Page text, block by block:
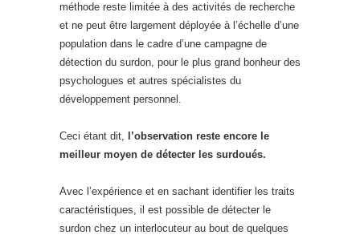
méthode reste limitée à des activités de recherche
et ne peut être largement déployée à l’échelle d’une
population dans le cadre d’une campagne de
détection du surdon, pour le plus grand bonheur des
psychologues et autres spécialistes du
développement personnel.
Ceci étant dit,
l’observation reste encore le
meilleur moyen de détecter les surdoués.
Avec l’expérience et en sachant identifier les traits
caractéristiques, il est possible de détecter le
surdon chez un interlocuteur au bout de quelques